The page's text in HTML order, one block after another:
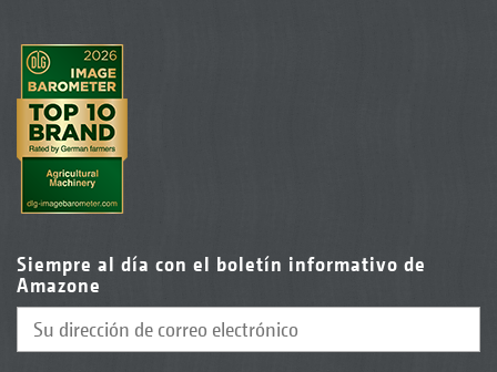
Siempre al día con el boletín informativo de
Amazone